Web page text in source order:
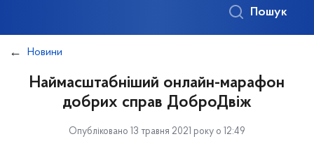
Пошук
Новини
Наймасштабніший онлайн-марафон
добрих справ ДоброДвіж
Опубліковано 13 травня 2021 року о 12:49